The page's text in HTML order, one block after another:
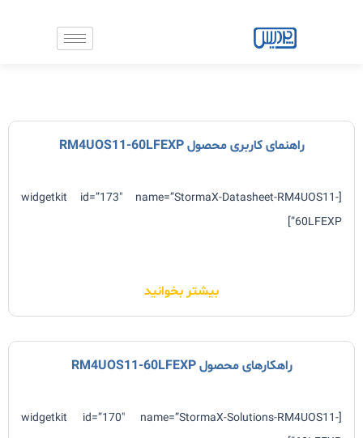
راهنمای کاربری محصول RM4UOS11-60LFEXP
[widgetkit id=”173″ name=”StormaX-Datasheet-RM4UOS11-
60LFEXP”]
بیشتر بخوانید
راهکارهای محصول RM4UOS11-60LFEXP
[widgetkit id=”170″ name=”StormaX-Solutions-RM4UOS11-